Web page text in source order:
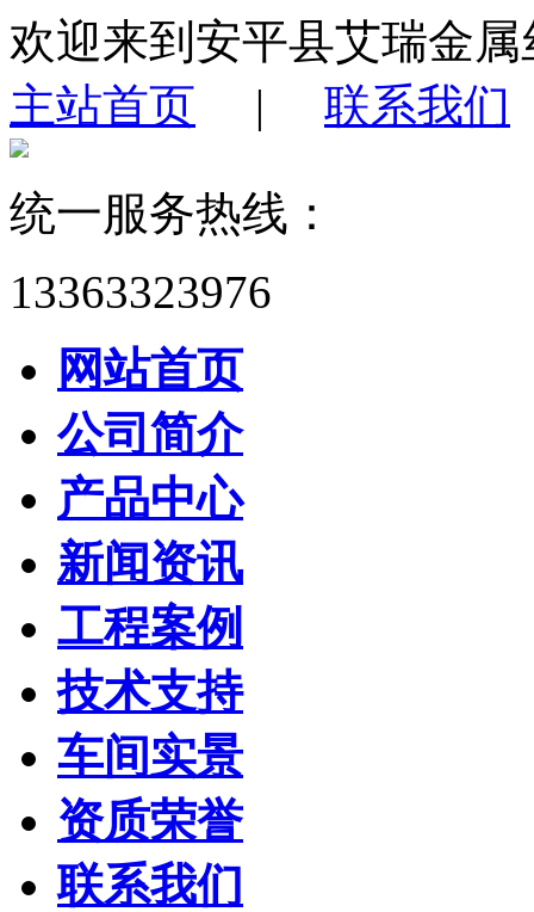
欢迎来到安平县艾瑞金
主站首页 | 联系我们
统一服务热线：
13363323976
网站首页
公司简介
产品中心
新闻资讯
工程案例
技术支持
车间实景
资质荣誉
联系我们